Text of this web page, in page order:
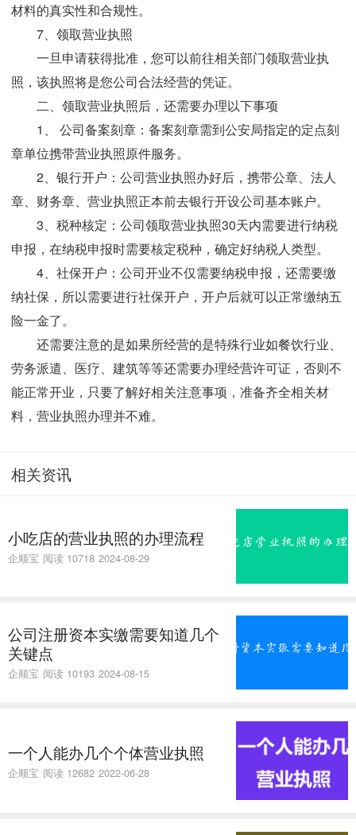
材料的真实性和合规性。
7、领取营业执照
一旦申请获得批准，您可以前往相关部门领取营业执
照，该执照将是您公司合法经营的凭证。
二、领取营业执照后，还需要办理以下事项
1、 公司备案刻章： 备案刻章需到公安局指定的定点刻
章单位携带营业执照原件服务。
2、银行开户： 公司营业执照办好后，携带公章、法人
章、财务章、营业执照正本前去银行开设公司基本账户。
3、税种核定： 公司领取营业执照30天内需要进行纳税
申报，在纳税申报时需要核定税种，确定好纳税人类型。
4、社保开户： 公司开业不仅需要纳税申报，还需要缴
纳社保，所以需要进行社保开户，开户后就可以正常缴纳五
险一金了。
还需要注意的是如果所经营的是特殊行业如餐饮行业、
劳务派遣、医疗、建筑等等还需要办理经营许可证，否则不
能正常开业，只要了解好相关注意事项，准备齐全相关材
料，营业执照办理并不难。
相关资讯
小吃店的营业执照的办理流程
企顺宝 阅读 10718 2024-08-29
公司注册资本实缴需要知道几个
关键点
企顺宝 阅读 10193 2024-08-15
一个人能办几个个体营业执照
企顺宝 阅读 12682 2022-06-28